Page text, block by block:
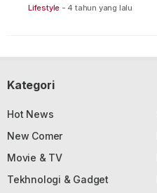
Lifestyle - 4 tahun yang lalu
Kategori
Hot News
New Comer
Movie & TV
Tekhnologi & Gadget